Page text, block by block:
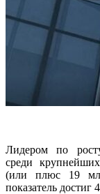
Лидером по
среди
(или плюс 19
показатель достиг